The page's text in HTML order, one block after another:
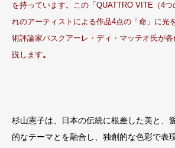
を持っています。この「QUATTRO VITE（4
れのアーティストによる作品4点の「命」に光
術評論家パスクアーレ・ディ・マッテオ氏が
説します。
杉山憲子は、日本の伝統に根差した美と、
的なテーマとを融合し、独創的な色彩で表